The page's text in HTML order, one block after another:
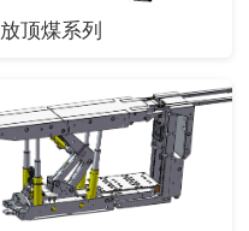
放顶煤系列